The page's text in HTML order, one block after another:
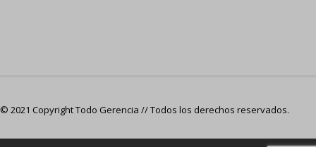
© 2021 Copyright Todo Gerencia // Todos los derechos reservados.